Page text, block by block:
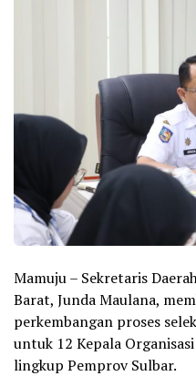
Mamuju – Sekretaris
Barat, Junda Maulana,
perkembangan proses
untuk 12 Kepala
lingkup Pemprov Sulbar.